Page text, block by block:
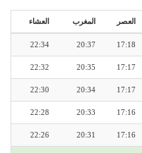
العصر المغرب العشاء
17:18
20:37
22:34
17:17
20:35
22:32
17:17
20:34
22:30
17:16
20:33
22:28
17:16
20:31
22:26